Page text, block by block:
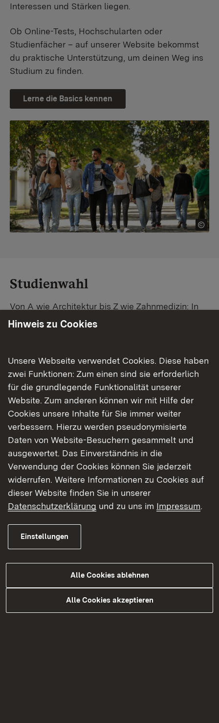
Interessen und Stärken liegen.
Ob Online-Tests, Hochschularten oder
Studienfächer – auf unserer Website bekommst
du praktische Unterstützung, um deinen Weg ins
Studium zu finden.
Lerne die Basics kennen
Studienwahl
Von A wie Architektur bis Z wie Zahnmedizin: In
Baden-Württemberg warten unzählige
Studiengangsuche schnell den passenden
Studienplatz. Außerdem gibt's eine Schritt-für-
Schritt-Anleitung zu deinem Traum-Studium.
Finde dein Studium in Baden-Württemberg
Hinweis zu Cookies
Unsere Webseite verwendet Cookies. Diese haben
zwei Funktionen: Zum einen sind sie erforderlich
für die grundlegende Funktionalität unserer
Website. Zum anderen können wir mit Hilfe der
Cookies unsere Inhalte für Sie immer weiter
verbessern. Hierzu werden pseudonymisierte
Daten von Website-Besuchern gesammelt und
ausgewertet. Das Einverständnis in die
Verwendung der Cookies können Sie jederzeit
widerrufen. Weitere Informationen zu Cookies auf
dieser Website finden Sie in unserer
Datenschutzerklärung und zu uns im Impressum.
Einstellungen
Alle Cookies ablehnen
Alle Cookies akzeptieren